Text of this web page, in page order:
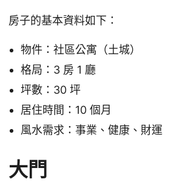
房子的基本資料如下：
物件：社區公寓（土城）
格局：3 房 1 廳
坪數：30 坪
居住時間：10 個月
風水需求：事業、健康、財運
大門